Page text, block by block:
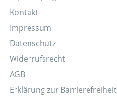
Kontakt
Impressum
Datenschutz
Widerrufsrecht
AGB
Erklärung zur Barrierefreiheit